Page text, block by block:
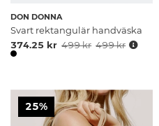
DON DONNA
Svart rektangulär handväska
374.25 kr 499 kr 499 kr
25%